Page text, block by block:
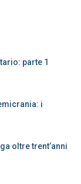
parte 1
i
oltre trent’anni